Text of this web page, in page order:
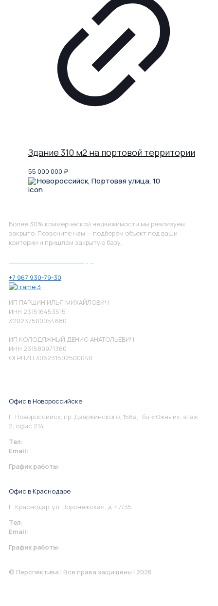
Здание 310 м2 на портовой территории
55 000 000 ₽
Новороссийск, Портовая улица, 10
Более 30% коммерческой недвижимости мы реализуем
закрыто. Позвоните нам — подберём объект под ваши
критерии и пришлём закрытую базу.
+7 967 930-79-30
ИП ПАРШИН ИЛЬЯ МИХАЙЛОВИЧ
ИНН 231516453515
320237500054680
ИП КОЛОДЯЖНЫЙ ДЕНИС АНАТОЛЬЕВИЧ
ИНН 231580971360
ОГРНИП 306231502500040
Офис в Новороссийске
Г. Новороссийск, пр. Дзержинского, 156а, бц «Южный», этаж
2, офис 214.
Тел:
Email:
График работы:
Офис в Краснодаре
Г. Краснодар, ул. Воронежская, д. 47/35
Тел:
Email:
График работы:
© Перспектива | Все права защищены | 2026